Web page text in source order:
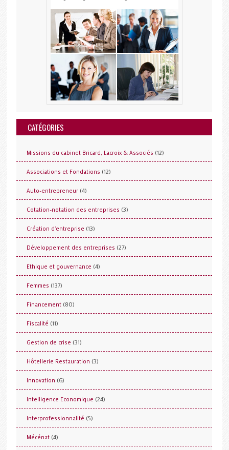
CATÉGORIES
Missions du cabinet Bricard, Lacroix & Associés (12)
Associations et Fondations (12)
Auto-entrepreneur (4)
Cotation-notation des entreprises (3)
Création d'entreprise (13)
Développement des entreprises (27)
Ethique et gouvernance (4)
Femmes (137)
Financement (80)
Fiscalité (11)
Gestion de crise (31)
Hôtellerie Restauration (3)
Innovation (6)
Intelligence Economique (24)
Interprofessionnalité (5)
Mécénat (4)